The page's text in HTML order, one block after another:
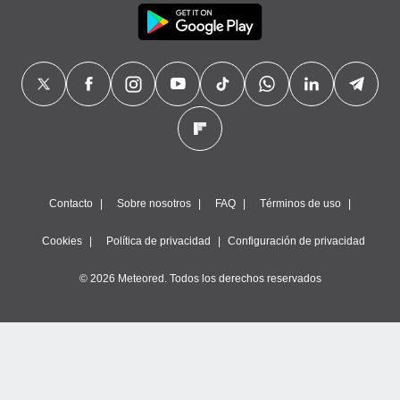
publicidad
Contacto Sobre nosotros FAQ Términos de uso
Cookies Política de privacidad Configuración de privacidad
© 2026 Meteored. Todos los derechos reservados